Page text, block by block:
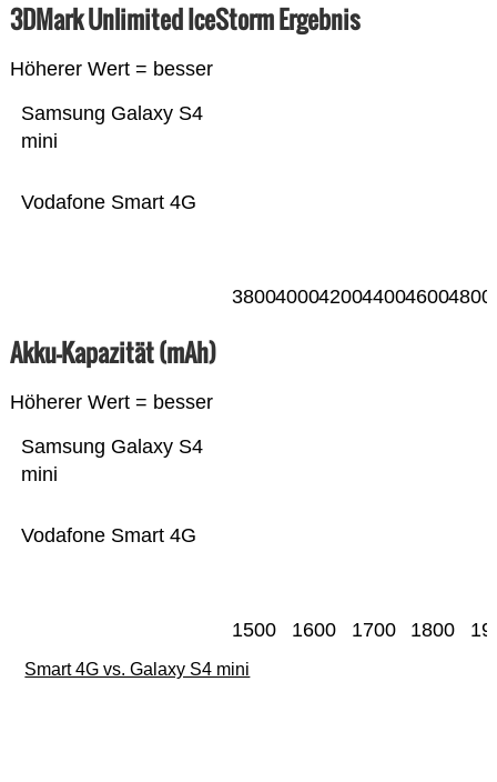
3DMark Unlimited IceStorm Ergebnis
Höherer Wert = besser
Vodafone Smart 4G
Samsung Galaxy S4
mini
380040004200440046004800
Akku-Kapazität (mAh)
Höherer Wert = besser
Vodafone Smart 4G
Samsung Galaxy S4
mini
1500 1600 1700 1800
Smart 4G vs. Galaxy S4 mini